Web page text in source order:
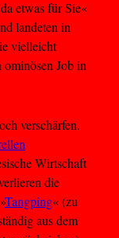
etwas für Sie«
landeten in
vielleicht
Job in
verschärfen.
Wirtschaft
die
Tangping« (zu
aus dem